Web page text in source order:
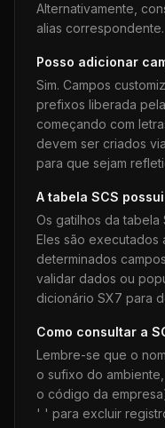
Alternativamente,
alias correspondente.
Posso adicionar
Sim. Campos
prefixos liberada
começando com
devem ser criados
para que sejam
A tabela SCS
Os gatilhos da tabela
Eles são executados
determinados
validar dados ou
dicionário SX7 para
Como consultar a
Lembre-se que o
o sufixo do
o código da
' ' para excluir